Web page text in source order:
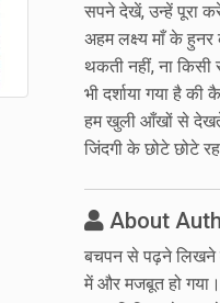
सपने देखें, उन्हें पूरा
अहम लक्ष्य माँ के हुनर
थकती नहीं, ना
भी दर्शाया गया है
हम खुली आँखों से देखते
जिंदगी के छोटे छोटे
About
बचपन से पढ़ने लिखने
में और मजबूत हो